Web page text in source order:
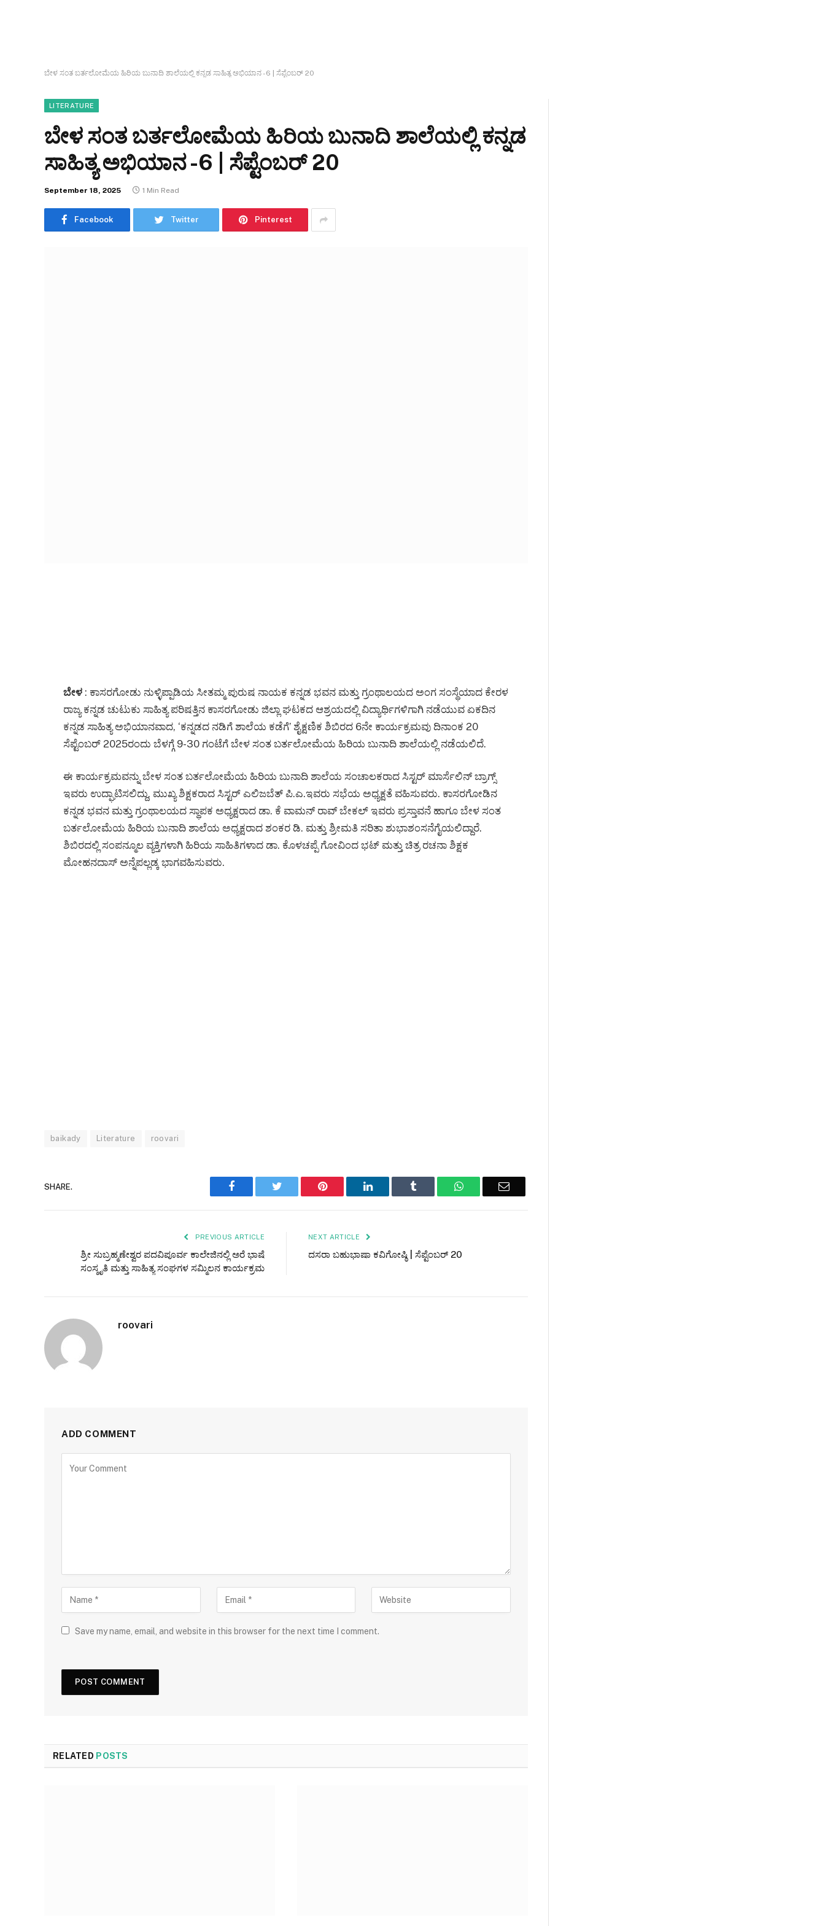
ಬೇಳ ಸಂತ ಬರ್ತಲೋಮೆಯ ಹಿರಿಯ ಬುನಾದಿ ಶಾಲೆಯಲ್ಲಿ ಕನ್ನಡ ಸಾಹಿತ್ಯ ಅಭಿಯಾನ -6 | ಸೆಪ್ಟೆಂಬರ್ 20
LITERATURE
ಬೇಳ ಸಂತ ಬರ್ತಲೋಮೆಯ ಹಿರಿಯ ಬುನಾದಿ ಶಾಲೆಯಲ್ಲಿ ಕನ್ನಡ
ಸಾಹಿತ್ಯ ಅಭಿಯಾನ -6 | ಸೆಪ್ಟೆಂಬರ್ 20
September 18, 2025 1 Min Read
Facebook Twitter Pinterest
ಬೇಳ : ಕಾಸರಗೋಡು ನುಳ್ಳಿಪ್ಪಾಡಿಯ ಸೀತಮ್ಮ ಪುರುಷ ನಾಯಕ ಕನ್ನಡ ಭವನ ಮತ್ತು ಗ್ರಂಥಾಲಯದ ಅಂಗ ಸಂಸ್ಥೆಯಾದ ಕೇರಳ
ರಾಜ್ಯ ಕನ್ನಡ ಚುಟುಕು ಸಾಹಿತ್ಯ ಪರಿಷತ್ತಿನ ಕಾಸರಗೋಡು ಜಿಲ್ಲಾ ಘಟಕದ ಆಶ್ರಯದಲ್ಲಿ ವಿದ್ಯಾರ್ಥಿಗಳಿಗಾಗಿ ನಡೆಯುವ ಏಕದಿನ
ಕನ್ನಡ ಸಾಹಿತ್ಯ ಅಭಿಯಾನವಾದ, ‘ಕನ್ನಡದ ನಡಿಗೆ ಶಾಲೆಯ ಕಡೆಗೆ’ ಶೈಕ್ಷಣಿಕ ಶಿಬಿರದ 6ನೇ ಕಾರ್ಯಕ್ರಮವು ದಿನಾಂಕ 20
ಸೆಪ್ಟೆಂಬರ್ 2025ರಂದು ಬೆಳಗ್ಗೆ 9-30 ಗಂಟೆಗೆ ಬೇಳ ಸಂತ ಬರ್ತಲೋಮೆಯ ಹಿರಿಯ ಬುನಾದಿ ಶಾಲೆಯಲ್ಲಿ ನಡೆಯಲಿದೆ.
ಈ ಕಾರ್ಯಕ್ರಮವನ್ನು ಬೇಳ ಸಂತ ಬರ್ತಲೋಮೆಯ ಹಿರಿಯ ಬುನಾದಿ ಶಾಲೆಯ ಸಂಚಾಲಕರಾದ ಸಿಸ್ಟರ್ ಮಾರ್ಸೆಲಿನ್ ಬ್ರಾಗ್ಸ್
ಇವರು ಉದ್ಘಾಟಿಸಲಿದ್ದು, ಮುಖ್ಯ ಶಿಕ್ಷಕರಾದ ಸಿಸ್ಟರ್ ಎಲಿಜಬೆತ್ ಪಿ.ಎ.ಇವರು ಸಭೆಯ ಅಧ್ಯಕ್ಷತೆ ವಹಿಸುವರು. ಕಾಸರಗೋಡಿನ
ಕನ್ನಡ ಭವನ ಮತ್ತು ಗ್ರಂಥಾಲಯದ ಸ್ಥಾಪಕ ಅಧ್ಯಕ್ಷರಾದ ಡಾ. ಕೆ ವಾಮನ್ ರಾವ್ ಬೇಕಲ್ ಇವರು ಪ್ರಸ್ತಾವನೆ ಹಾಗೂ ಬೇಳ ಸಂತ
ಬರ್ತಲೋಮೆಯ ಹಿರಿಯ ಬುನಾದಿ ಶಾಲೆಯ ಅಧ್ಯಕ್ಷರಾದ ಶಂಕರ ಡಿ. ಮತ್ತು ಶ್ರೀಮತಿ ಸರಿತಾ ಶುಭಾಶಂಸನೆಗೈಯಲಿದ್ದಾರೆ.
ಶಿಬಿರದಲ್ಲಿ ಸಂಪನ್ಮೂಲ ವ್ಯಕ್ತಿಗಳಾಗಿ ಹಿರಿಯ ಸಾಹಿತಿಗಳಾದ ಡಾ. ಕೊಳಚಪ್ಪೆ ಗೋವಿಂದ ಭಟ್ ಮತ್ತು ಚಿತ್ರ ರಚನಾ ಶಿಕ್ಷಕ
ಮೋಹನದಾಸ್ ಅನ್ನೆಪಲ್ಲಡ್ಕ ಭಾಗವಹಿಸುವರು.
baikady Literature roovari
SHARE. Facebook Twitter Pinterest LinkedIn Tumblr WhatsAppEmail
PREVIOUS ARTICLE
ಶ್ರೀ ಸುಬ್ರಹ್ಮಣೇಶ್ವರ ಪದವಿಪೂರ್ವ ಕಾಲೇಜಿನಲ್ಲಿ ಅರೆ ಭಾಷೆ
ಸಂಸ್ಕೃತಿ ಮತ್ತು ಸಾಹಿತ್ಯ ಸಂಘಗಳ ಸಮ್ಮಿಲನ ಕಾರ್ಯಕ್ರಮ
NEXT ARTICLE
ದಸರಾ ಬಹುಭಾಷಾ ಕವಿಗೋಷ್ಠಿ | ಸೆಪ್ಟೆಂಬರ್ 20
roovari
ADD COMMENT
Save my name, email, and website in this browser for the next time I comment.
RELATED POSTS